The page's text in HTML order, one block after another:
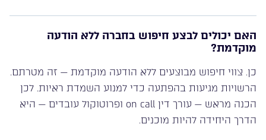
האם יכולים לבצע חיפוש בחברה ללא הודעה
מוקדמת?
כן. צווי חיפוש מבוצעים ללא הודעה מוקדמת — זה מטרתם.
הרשויות מגיעות בהפתעה כדי למנוע השמדת ראיות. לכן
הכנה מראש — עורך דין on call ופרוטוקול עובדים — היא
הדרך היחידה להיות מוכנים.